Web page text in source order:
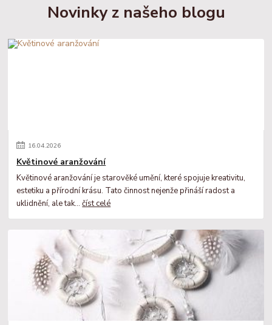
Novinky z našeho blogu
16.04.2026
Květinové aranžování
Květinové aranžování je starověké umění, které spojuje kreativitu,
estetiku a přírodní krásu. Tato činnost nejenže přináší radost a
uklidnění, ale tak...číst celé